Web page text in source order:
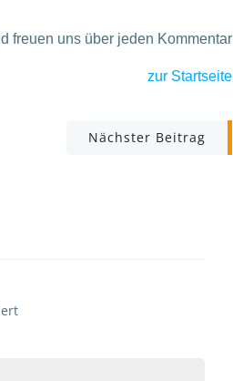
freuen uns über jeden Kommentar
zur Startseite
Nächster Beitrag